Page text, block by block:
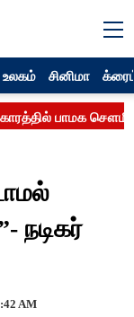
உலகம் சினிமா
நடிகர்
AM